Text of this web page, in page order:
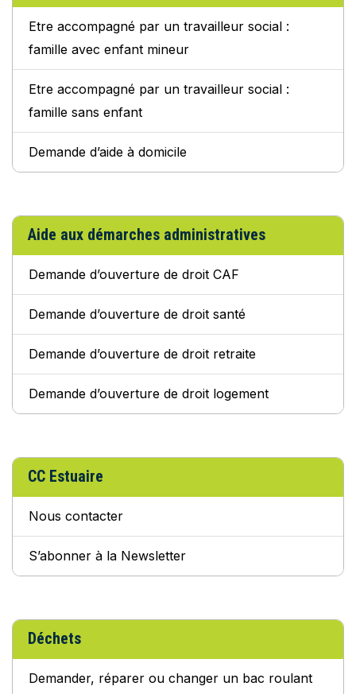
Etre accompagné par un travailleur social :
famille avec enfant mineur
Etre accompagné par un travailleur social :
famille sans enfant
Demande d’aide à domicile
Aide aux démarches administratives
Demande d’ouverture de droit CAF
Demande d’ouverture de droit santé
Demande d’ouverture de droit retraite
Demande d’ouverture de droit logement
CC Estuaire
Nous contacter
S’abonner à la Newsletter
Déchets
Demander, réparer ou changer un bac roulant